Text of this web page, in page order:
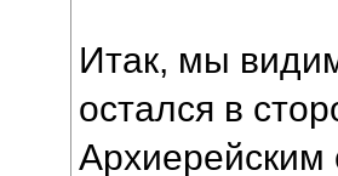
Итак, мы
остался в
Архиерейским